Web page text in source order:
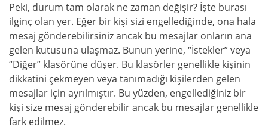
Peki, durum tam olarak ne zaman değişir? İşte burası
ilginç olan yer. Eğer bir kişi sizi engellediğinde, ona hala
mesaj gönderebilirsiniz ancak bu mesajlar onların ana
gelen kutusuna ulaşmaz. Bunun yerine, “İstekler” veya
“Diğer” klasörüne düşer. Bu klasörler genellikle kişinin
dikkatini çekmeyen veya tanımadığı kişilerden gelen
mesajlar için ayrılmıştır. Bu yüzden, engellediğiniz bir
kişi size mesaj gönderebilir ancak bu mesajlar genellikle
fark edilmez.